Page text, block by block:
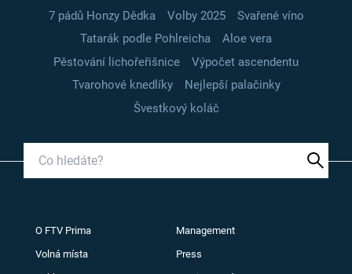
7 pádů Honzy Dědka
Volby 2025
Svařené víno
Tatarák podle Pohlreicha
Aloe vera
Pěstování lichořeřišnice
Výpočet ascendentu
Tvarohové knedlíky
Nejlepší palačinky
Švestkový koláč
O FTV Prima Management
Volná místa Press